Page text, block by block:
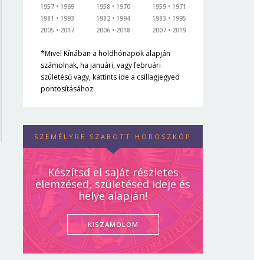
1957
1969
1981
1993
2005
2017
1958
1970
1982
1994
2006
2018
1959
1971
1983
1995
2007
2019
*Mivel Kínában a holdhónapok alapján
számolnak, ha januári, vagy februári
születésű vagy, kattints ide a csillagjegyed
pontosításához.
SZEMÉLYRE SZABOTT HOROSZKÓP
Készítsd el saját részletes
elemzésed, születésed ideje és
helye alapján!
KISZÁMOLOM